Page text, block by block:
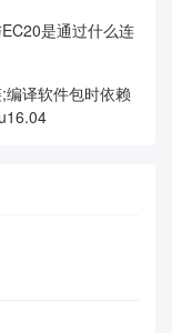
是通过什么连
编译软件包时依赖